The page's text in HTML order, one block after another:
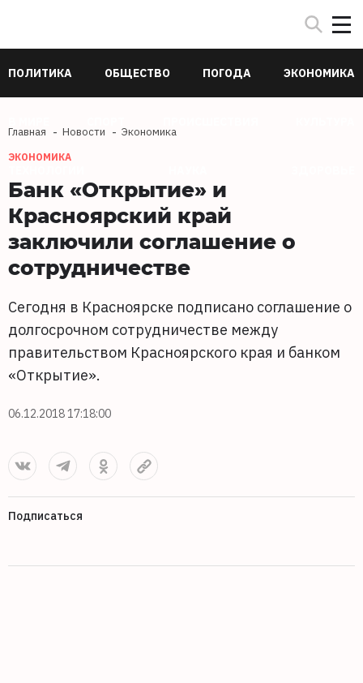
ПОЛИТИКА ОБЩЕСТВО ПОГОДА ЭКОНОМИКА
Главная Новости Экономика
ЭКОНОМИКА
Банк «Открытие» и
Красноярский край
заключили соглашение о
сотрудничестве
Сегодня в Красноярске подписано соглашение о
долгосрочном сотрудничестве между
правительством Красноярского края и банком
«Открытие».
06.12.2018 17:18:00
Подписаться